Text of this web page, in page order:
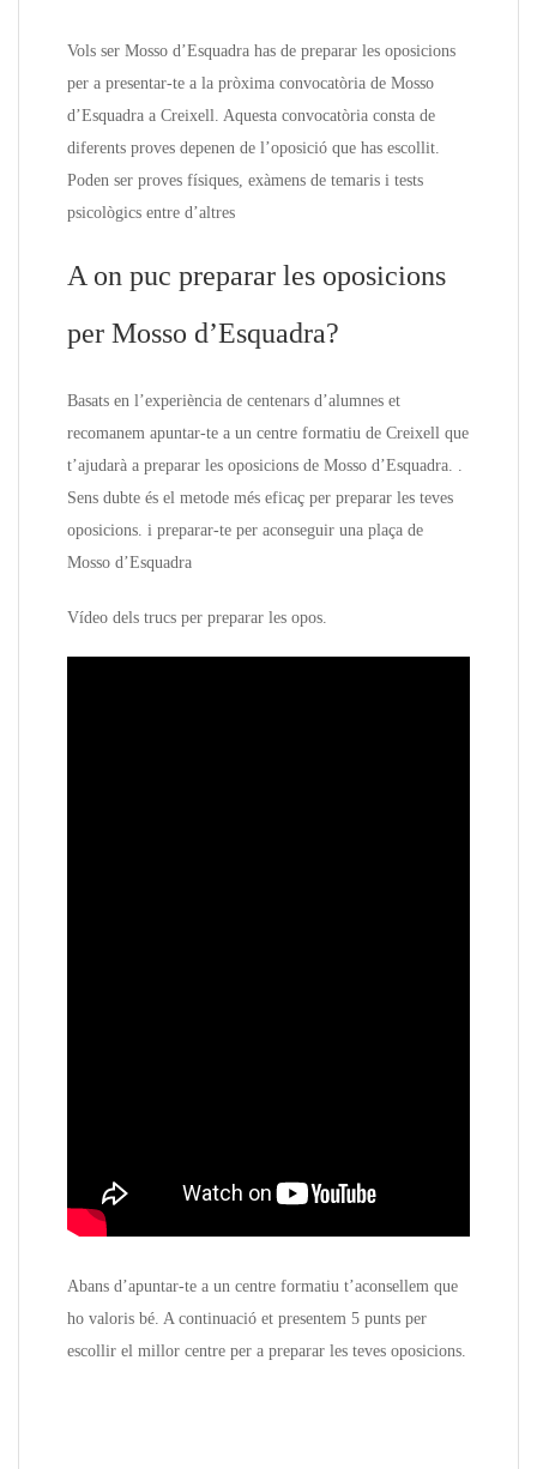
Vols ser Mosso d’Esquadra has de preparar les oposicions
per a presentar-te a la pròxima convocatòria de Mosso
d’Esquadra a Creixell. Aquesta convocatòria consta de
diferents proves depenen de l’oposició que has escollit.
Poden ser proves físiques, exàmens de temaris i tests
psicològics entre d’altres
A on puc preparar les oposicions
per Mosso d’Esquadra?
Basats en l’experiència de centenars d’alumnes et
recomanem apuntar-te a un centre formatiu de Creixell que
t’ajudarà a preparar les oposicions de Mosso d’Esquadra. .
Sens dubte és el metode més eficaç per preparar les teves
oposicions. i preparar-te per aconseguir una plaça de
Mosso d’Esquadra
Vídeo dels trucs per preparar les opos.
Abans d’apuntar-te a un centre formatiu t’aconsellem que
ho valoris bé. A continuació et presentem 5 punts per
escollir el millor centre per a preparar les teves oposicions.